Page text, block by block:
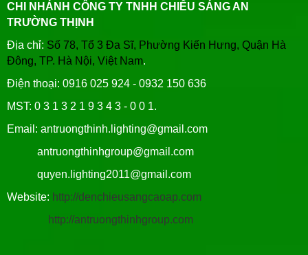
CHI NHÁNH CÔNG TY TNHH CHIẾU SÁNG AN
TRƯỜNG THỊNH
Địa chỉ: Số 78, Tổ 3 Đa Sĩ, Phường Kiến Hưng, Quận Hà
Đông, TP. Hà Nội, Việt Nam.
Điện thoại: 0916 025 924 - 0932 150 636
MST: 0 3 1 3 2 1 9 3 4 3 - 0 0 1.
Email: antruongthinh.lighting@gmail.com
antruongthinhgroup@gmail.com
quyen.lighting2011@gmail.com
Website: http://denchieusangcaoap.com
http://antruongthinhgroup.com